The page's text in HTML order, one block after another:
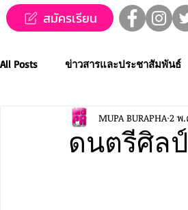
สมัครเรียน
All Posts ข่าวสารและประชาสัมพันธ์
ข่าวทุนการศึกษา MUPA ชวนช
ดนตรีศิล
MUPA BURAPHA 2 พ.